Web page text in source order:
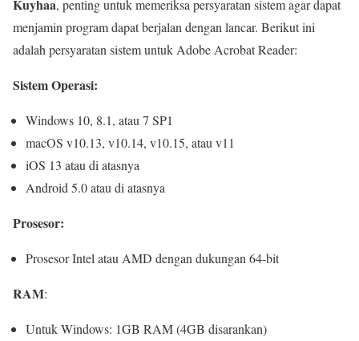
Kuyhaa, penting untuk memeriksa persyaratan sistem agar dapat
menjamin program dapat berjalan dengan lancar. Berikut ini
adalah persyaratan sistem untuk Adobe Acrobat Reader:
Sistem Operasi:
Windows 10, 8.1, atau 7 SP1
macOS v10.13, v10.14, v10.15, atau v11
iOS 13 atau di atasnya
Android 5.0 atau di atasnya
Prosesor:
Prosesor Intel atau AMD dengan dukungan 64-bit
RAM:
Untuk Windows: 1GB RAM (4GB disarankan)